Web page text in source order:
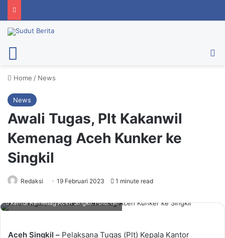
Home / News
News
Awali Tugas, Plt Kakanwil
Kemenag Aceh Kunker ke
Singkil
Redaksi 19 Februari 2023 1 minute read
kantor Kemenag Aceh Singkil. Foto: Ist
Aceh Singkil – Pelaksana Tugas (Plt) Kepala Kantor